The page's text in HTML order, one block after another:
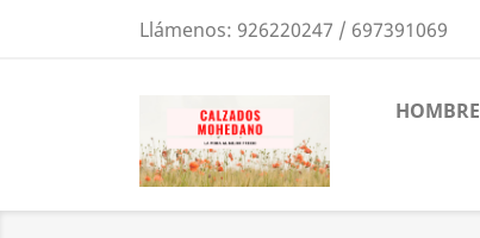
Llámenos: 926220247 / 697391069
HOMBRE